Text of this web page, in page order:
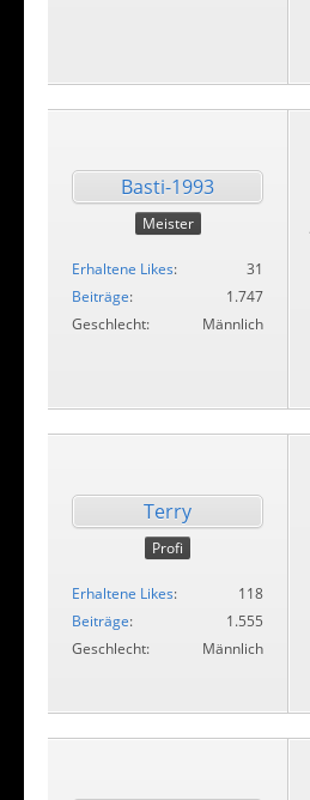
Basti-1993
Meister
Erhaltene Likes
31
Beiträge
1.747
Geschlecht
Männlich
Terry
Profi
Erhaltene Likes
118
Beiträge
1.555
Geschlecht
Männlich